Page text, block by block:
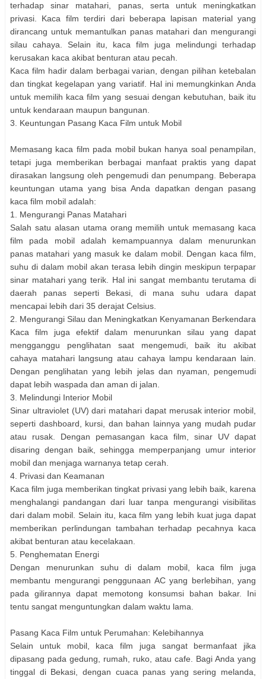
terhadap sinar matahari, panas, serta untuk meningkatkan
privasi. Kaca film terdiri dari beberapa lapisan material yang
dirancang untuk memantulkan panas matahari dan mengurangi
silau cahaya. Selain itu, kaca film juga melindungi terhadap
kerusakan kaca akibat benturan atau pecah.
Kaca film hadir dalam berbagai varian, dengan pilihan ketebalan
dan tingkat kegelapan yang variatif. Hal ini memungkinkan Anda
untuk memilih kaca film yang sesuai dengan kebutuhan, baik itu
untuk kendaraan maupun bangunan.
3. Keuntungan Pasang Kaca Film untuk Mobil
Memasang kaca film pada mobil bukan hanya soal penampilan,
tetapi juga memberikan berbagai manfaat praktis yang dapat
dirasakan langsung oleh pengemudi dan penumpang. Beberapa
keuntungan utama yang bisa Anda dapatkan dengan pasang
kaca film mobil adalah:
1. Mengurangi Panas Matahari
Salah satu alasan utama orang memilih untuk memasang kaca
film pada mobil adalah kemampuannya dalam menurunkan
panas matahari yang masuk ke dalam mobil. Dengan kaca film,
suhu di dalam mobil akan terasa lebih dingin meskipun terpapar
sinar matahari yang terik. Hal ini sangat membantu terutama di
daerah panas seperti Bekasi, di mana suhu udara dapat
mencapai lebih dari 35 derajat Celsius.
2. Mengurangi Silau dan Meningkatkan Kenyamanan Berkendara
Kaca film juga efektif dalam menurunkan silau yang dapat
mengganggu penglihatan saat mengemudi, baik itu akibat
cahaya matahari langsung atau cahaya lampu kendaraan lain.
Dengan penglihatan yang lebih jelas dan nyaman, pengemudi
dapat lebih waspada dan aman di jalan.
3. Melindungi Interior Mobil
Sinar ultraviolet (UV) dari matahari dapat merusak interior mobil,
seperti dashboard, kursi, dan bahan lainnya yang mudah pudar
atau rusak. Dengan pemasangan kaca film, sinar UV dapat
disaring dengan baik, sehingga memperpanjang umur interior
mobil dan menjaga warnanya tetap cerah.
4. Privasi dan Keamanan
Kaca film juga memberikan tingkat privasi yang lebih baik, karena
menghalangi pandangan dari luar tanpa mengurangi visibilitas
dari dalam mobil. Selain itu, kaca film yang lebih kuat juga dapat
memberikan perlindungan tambahan terhadap pecahnya kaca
akibat benturan atau kecelakaan.
5. Penghematan Energi
Dengan menurunkan suhu di dalam mobil, kaca film juga
membantu mengurangi penggunaan AC yang berlebihan, yang
pada gilirannya dapat memotong konsumsi bahan bakar. Ini
tentu sangat menguntungkan dalam waktu lama.
Pasang Kaca Film untuk Perumahan: Kelebihannya
Selain untuk mobil, kaca film juga sangat bermanfaat jika
dipasang pada gedung, rumah, ruko, atau cafe. Bagi Anda yang
tinggal di Bekasi, dengan cuaca panas yang sering melanda,